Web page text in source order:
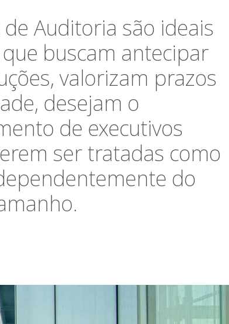
Auditoria são ideais
buscam antecipar
valorizam prazos
desejam o
de executivos
ser tratadas como
do